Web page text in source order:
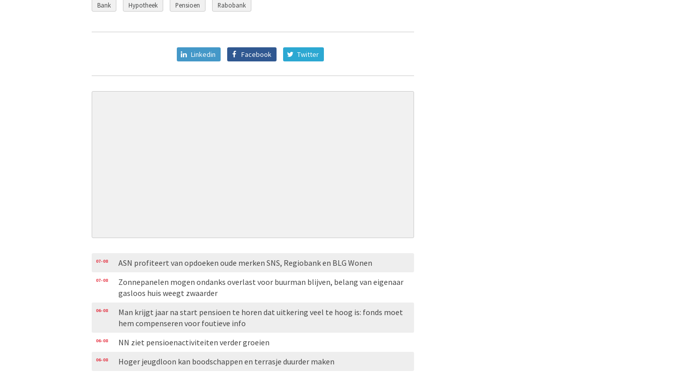
Bank Hypotheek Pensioen Rabobank
Linkedin Facebook Twitter
07-08 ASN profiteert van opdoeken oude merken SNS, Regiobank en BLG Wonen
07-08
Zonnepanelen mogen ondanks overlast voor buurman blijven, belang van eigenaar
gasloos huis weegt zwaarder
06-08
Man krijgt jaar na start pensioen te horen dat uitkering veel te hoog is: fonds moet
hem compenseren voor foutieve info
06-08 NN ziet pensioenactiviteiten verder groeien
06-08 Hoger jeugdloon kan boodschappen en terrasje duurder maken